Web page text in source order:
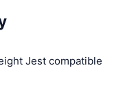
Jest compatible